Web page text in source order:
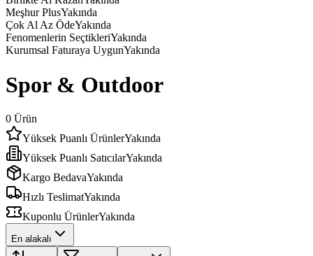
Meşhur PlusYakında
Çok Al Az ÖdeYakında
Fenomenlerin SeçtikleriYakında
Kurumsal Faturaya UygunYakında
Spor & Outdoor
0 Ürün
Yüksek Puanlı ÜrünlerYakında
Yüksek Puanlı SatıcılarYakında
Kargo BedavaYakında
Hızlı TeslimatYakında
Kuponlu ÜrünlerYakında
En alakalı